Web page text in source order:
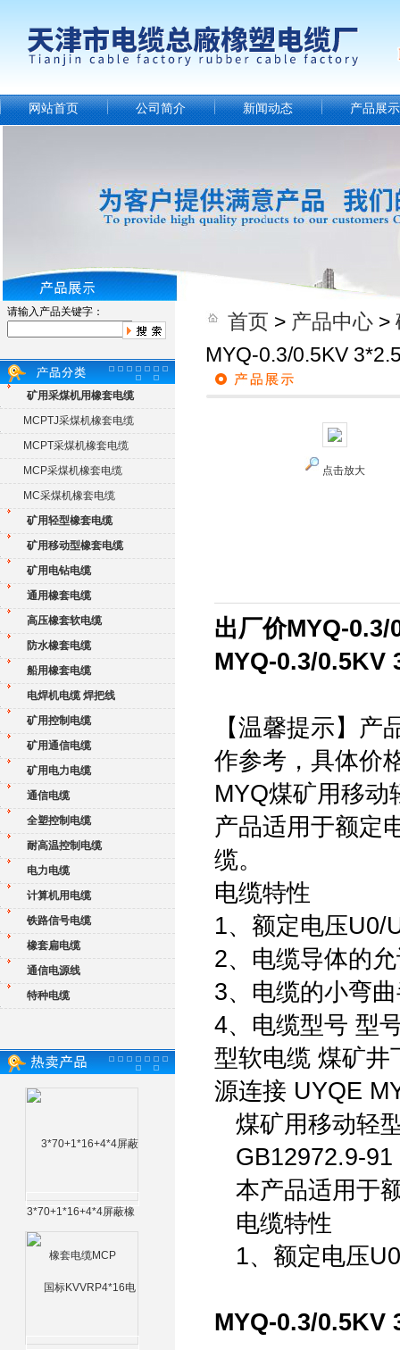
网站首页 公司简介 新闻动态 产品展示
请输入产品关键字：
矿用采煤机用橡套电缆
MCPTJ采煤机橡套电缆
MCPT采煤机橡套电缆
MCP采煤机橡套电缆
MC采煤机橡套电缆
矿用轻型橡套电缆
矿用移动型橡套电缆
矿用电钻电缆
通用橡套电缆
高压橡套软电缆
防水橡套电缆
船用橡套电缆
电焊机电缆 焊把线
矿用控制电缆
矿用通信电缆
矿用电力电缆
通信电缆
全塑控制电缆
耐高温控制电缆
电力电缆
计算机用电缆
铁路信号电缆
橡套扁电缆
通信电源线
特种电缆
3*70+1*16+4*4屏蔽橡
首页 > 产品中心 >
MYQ-0.3/0.5KV
点击放大
出厂价MYQ-
MYQ-0.3/0.5KV
【温馨提示】
作参考，具体价
MYQ煤矿用移
产品适用于额定
缆。
电缆特性
1、额定电压U0/
2、电缆导体的
3、电缆的小弯
4、电缆型号 型
型软电缆 煤矿井
源连接 UYQE
煤矿用移动轻
GB12972.9-91
本产品适用于
电缆特性
1、额定电压
MYQ-0.3/0.5KV